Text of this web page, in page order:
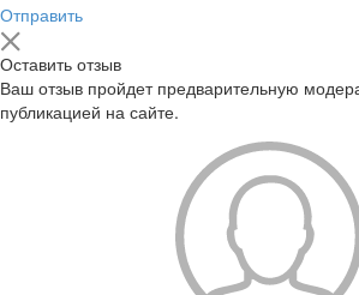
Отправить
Оставить отзыв
Ваш отзыв пройдет предварительную
публикацией на сайте.